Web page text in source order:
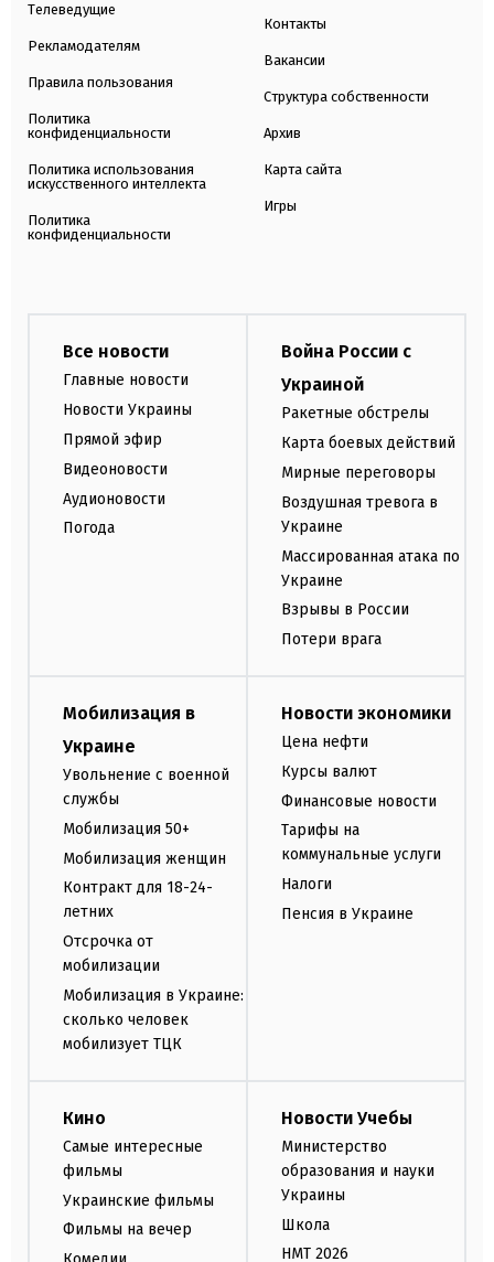
Телеведущие
Рекламодателям
Правила пользования
Политика
конфиденциальности
Политика использования
искусственного интеллекта
Политика
конфиденциальности
Контакты
Вакансии
Структура собственности
Архив
Карта сайта
Игры
Все новости
Главные новости
Новости Украины
Прямой эфир
Видеоновости
Аудионовости
Погода
Война России с
Украиной
Ракетные обстрелы
Карта боевых действий
Мирные переговоры
Воздушная тревога в
Украине
Массированная атака по
Украине
Взрывы в России
Потери врага
Мобилизация в
Украине
Увольнение с военной
службы
Мобилизация 50+
Мобилизация женщин
Контракт для 18-24-
летних
Отсрочка от
мобилизации
Мобилизация в Украине:
сколько человек
мобилизует ТЦК
Новости экономики
Цена нефти
Курсы валют
Финансовые новости
Тарифы на
коммунальные услуги
Налоги
Пенсия в Украине
Кино
Самые интересные
фильмы
Украинские фильмы
Фильмы на вечер
Новости Учебы
Министерство
образования и науки
Украины
Школа
НМТ 2026